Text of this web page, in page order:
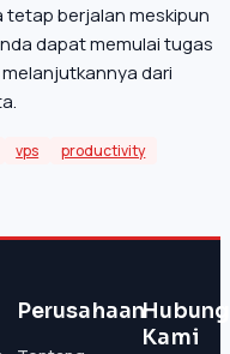
tetap berjalan meskipun
dapat memulai tugas
dari
vps productivity
Perusahaan
Kami